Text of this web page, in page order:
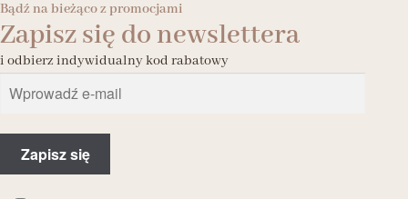
Bądź na bieżąco z promocjami
Zapisz się do newslettera
i odbierz indywidualny kod rabatowy